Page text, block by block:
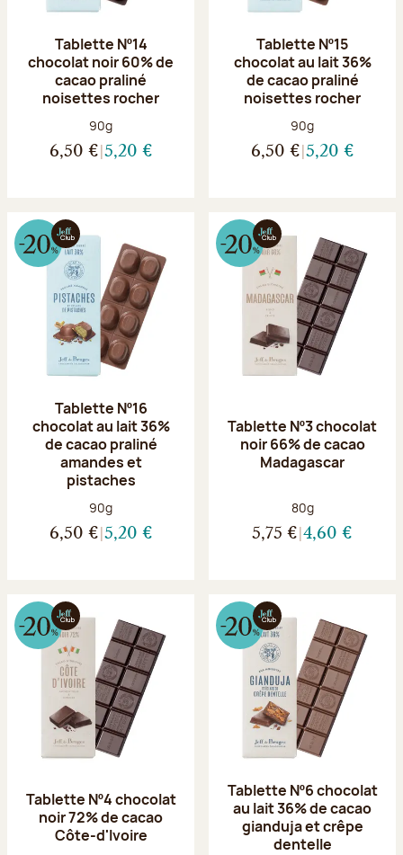
Tablette Nº14
chocolat noir 60% de
cacao praliné
noisettes rocher
Poids net :
90g
6,50 € 5,20 €
Tablette Nº15
chocolat au lait 36%
de cacao praliné
noisettes rocher
Poids net :
90g
6,50 € 5,20 €
Tablette Nº16
chocolat au lait 36%
de cacao praliné
amandes et
pistaches
Poids net :
90g
6,50 € 5,20 €
Tablette Nº3 chocolat
noir 66% de cacao
Madagascar
Poids net :
80g
5,75 € 4,60 €
Tablette Nº4 chocolat
noir 72% de cacao
Côte-d'Ivoire
Tablette Nº6 chocolat
au lait 36% de cacao
gianduja et crêpe
dentelle